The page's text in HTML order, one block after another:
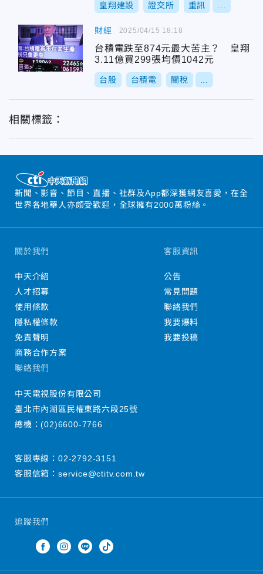
皇翔建設 證交所 重訊
財經
台積電跌至874元最大苦主？ 皇翔
3.11億買299張均價1042元
台股 台積電 關稅
2025/04/15 18:18
相關標籤：
新聞、影音、節目、直播、社群及App都深獲網友喜愛，在全
世界各地華人亦頗受歡迎，全球擁有2000萬粉絲。
追蹤我們
關於我們
中天介紹
人才招募
使用條款
隱私權條款
免責聲明
商務合作方案
客服資訊
公告
常見問題
聯絡我們
我要爆料
我要投稿
聯絡我們
中天電視股份有限公司
臺北市內湖區民權東路六段25號
總機：(02)6600-7766
客服專線： 02-2792-3151
客服信箱： service@ctitv.com.tw